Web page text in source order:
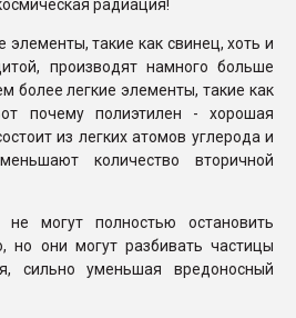
радиация!
такие как свинец, хоть и
производят намного больше
более легкие элементы, такие как
почему полиэтилен - хорошая
из легких атомов углерода и
количество вторичной
могут полностью остановить
но они могут разбивать частицы
сильно уменьшая вредоносный